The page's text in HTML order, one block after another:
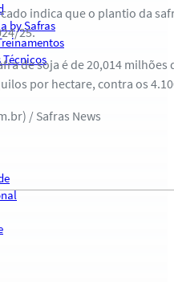
by Safras
Técnicos
indica que o plantio da
25.
de soja é de 20,014
por hectare, contra os
/ Safras News